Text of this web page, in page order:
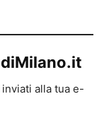
alla tua e-